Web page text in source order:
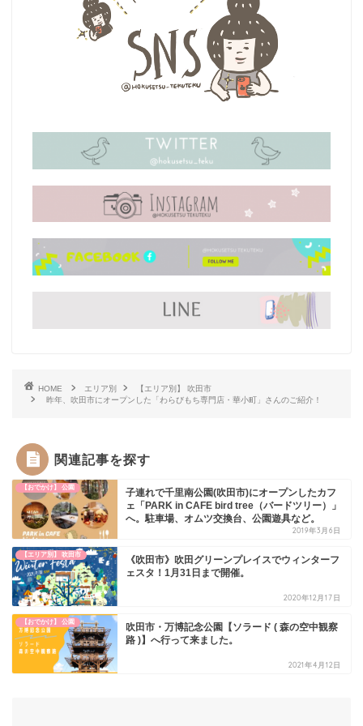
HOME エリア別
【エリア別】 吹田市
昨年、吹田市にオープンした「わらびもち専門店・華小町」さんのご紹介！
関連記事を探す
【おでかけ】 公園
子連れで千里南公園(吹田市)にオープンしたカフ
ェ「PARK in CAFE bird tree（バードツリー）」
へ。駐車場、オムツ交換台、公園遊具など。
2019年3月6日
【エリア別】 吹田市
《吹田市》吹田グリーンプレイスでウィンターフ
ェスタ！1月31日まで開催。
2020年12月17日
【おでかけ】 公園
吹田市・万博記念公園【ソラード ( 森の空中観察
路 )】へ行って来ました。
2021年4月12日